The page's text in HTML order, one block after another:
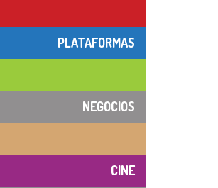
PLATAFORMAS
NEGOCIOS
CINE